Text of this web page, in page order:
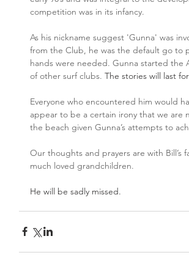
competition was in its infancy.
As his nickname suggest 'Gunna' was
from the Club, he was the default go to
hands were needed. Gunna started the
of other surf clubs. The stories will last
Everyone who encountered him would
appear to be a certain irony that we
the beach given Gunna’s attempts to
Our thoughts and prayers are with
much loved grandchildren.
He will be sadly missed.